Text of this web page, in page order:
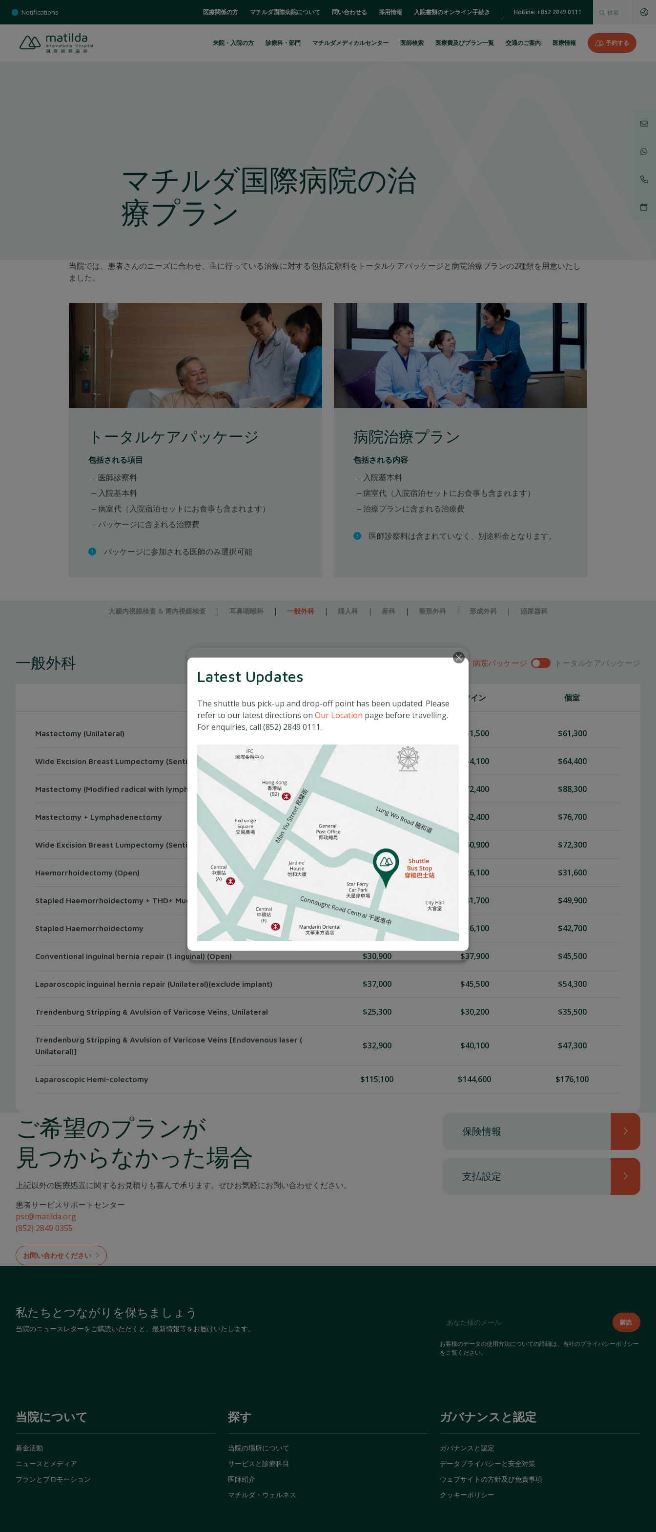
Notifications 医療関係の方 マチルダ国際病院について 問い合わせる 採用情報 入院書類のオンライン手続き Hotline: +852 2849 0111
来院・入院の方
診療科・部門 マチルダメディカルセンター 医師検索 医療費及びプラン一覧 交通のご案内 医療情報 予約する
マチルダ国際病院の治
療プラン
当院では、患者さんのニーズに合わせ、主に行っている治療に対する包括定額料をトータルケアパッケージと病院治療プランの2種類を用意いたし
ました。
トータルケアパッケージ
包括される項目
医師診察料
入院基本料
病室代（入院宿泊セットにお食事も含まれます）
パッケージに含まれる治療費
パッケージに参加される医師のみ選択可能
病院治療プラン
包括される内容
入院基本料
病室代（入院宿泊セットにお食事も含まれます）
治療プランに含まれる治療費
医師診察料は含まれていなく、別途料金となります。
大腸内視鏡検査 & 胃内視鏡検査 | 耳鼻咽喉科 | 一般外科 | 婦人科 | 産科 | 整形外科 | 形成外科 | 泌尿器科
一般外科 病院パッケージ トータルケアパッケージ
ツイン 個室
Mastectomy (Unilateral) $51,500 $61,300
Wide Excision Breast Lumpectomy (Sentinel node biopsy) $54,100 $64,400
Mastectomy (Modified radical with lymph node biopsy) $72,400 $88,300
Mastectomy + Lymphadenectomy $50,800 $62,400 $76,700
Wide Excision Breast Lumpectomy (Sentinel node biopsy) + Axillary Dissection $60,900 $72,300
Haemorrhoidectomy (Open) $21,000 $26,100 $31,600
Stapled Haemorrhoidectomy + THD+ Mucopexy (need to add H1-2B) $34,000 $41,700 $49,900
Stapled Haemorrhoidectomy $29,500 $36,100 $42,700
Conventional inguinal hernia repair (1 inguinal) (Open) $30,900 $37,900 $45,500
Laparoscopic inguinal hernia repair (Unilateral)(exclude implant) $37,000 $45,500 $54,300
Trendenburg Stripping & Avulsion of Varicose Veins, Unilateral $25,300 $30,200 $35,500
Trendenburg Stripping & Avulsion of Varicose Veins [Endovenous laser (
Unilateral)]
$32,900 $40,100 $47,300
Laparoscopic Hemi-colectomy $115,100 $144,600 $176,100
ご希望のプランが
見つからなかった場合
上記以外の医療処置に関するお見積りも喜んで承ります。ぜひお気軽にお問い合わせください。
患者サービスサポートセンター
psc@matilda.org
(852) 2849 0355
お問い合わせください
保険情報
支払設定
私たちとつながりを保ちましょう
当院のニュースレターをご購読いただくと、最新情報等をお届けいたします。
お客様のデータの使用方法についての詳細は、当社のプライバシーポリシー
をご覧ください。
当院について
募金活動
ニュースとメディア
プランとプロモーション
探す
当院の場所について
サービスと診療科目
医師紹介
マチルダ・ウェルネス
ガバナンスと認定
ガバナンスと認定
データプライバシーと安全対策
ウェブサイトの方針及び免責事項
クッキーポリシー
Latest Updates
The shuttle bus pick-up and drop-off point has been updated. Please
refer to our latest directions on Our Location page before travelling.
For enquiries, call (852) 2849 0111.